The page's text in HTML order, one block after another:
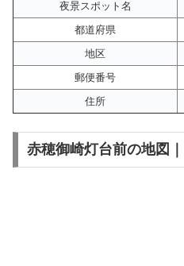
夜景スポット名
都道府県
地区
郵便番号
住所
赤穂御崎灯台前の地図